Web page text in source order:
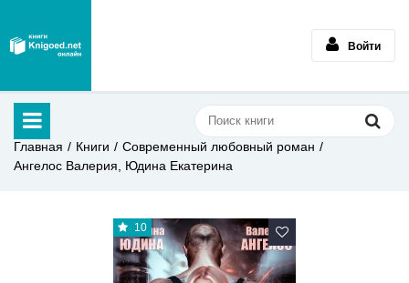
Войти
Главная Книги
Современный любовный роман
Ангелос Валерия, Юдина Екатерина
10